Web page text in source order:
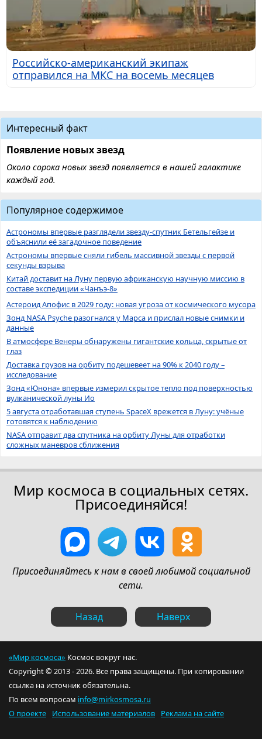
Российско-американский экипаж
отправился на МКС на восемь месяцев
Интересный факт
Появление новых звезд
Около сорока новых звезд появляется в нашей галактике
каждый год.
Популярное содержимое
Астрономы впервые разглядели звезду-спутник Бетельгейзе и
объяснили её загадочное поведение
Астрономы впервые сняли гибель массивной звезды с первой
секунды взрыва
Китай доставит на Луну первую африканскую научную миссию в
составе экспедиции «Чанъэ-8»
Астероид Апофис в 2029 году: новая угроза от космического мусора
Зонд NASA Psyche разогнался у Марса и прислал новые снимки и
данные
В атмосфере Венеры обнаружены гигантские кольца, скрытые от
глаз
Доставка грузов на орбиту подешевеет на 90% к 2040 году –
исследование
Зонд «Юнона» впервые измерил скрытое тепло под поверхностью
вулканической луны Ио
5 августа отработавшая ступень SpaceX врежется в Луну: учёные
готовятся к наблюдению
NASA отправит два спутника на орбиту Луны для отработки
сложных маневров сближения
Мир космоса в социальных сетях.
Присоединяйся!
Присоединяйтесь к нам в своей любимой социальной
сети.
Назад Наверх
«Мир космоса» Космос вокруг нас.
Copyright © 2013 - 2026. Все права защищены. При копировании
ссылка на источник обязательна.
По всем вопросам info@mirkosmosa.ru
О проекте
Использование материалов Реклама на сайте